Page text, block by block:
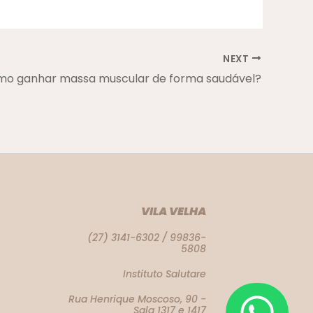
NEXT
ganhar massa muscular de forma saudável?
VILA VELHA
(27) 3141-6302 / 99836-
5808
Instituto Salutare
Rua Henrique Moscoso, 90 -
Sala 1317 e 1417